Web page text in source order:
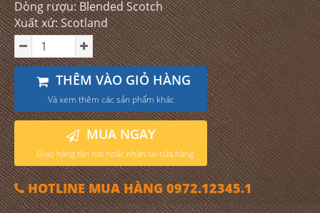
Dòng rượu: Blended Scotch
Xuất xứ: Scotland
THÊM VÀO GIỎ HÀNG
Và xem thêm các sản phẩm khác
MUA NGAY
Giao hàng tận nơi hoặc nhận tại cửa hàng
HOTLINE MUA HÀNG 0972.12345.1